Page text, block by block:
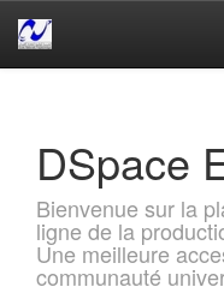
DSpace
Bienvenue sur la
ligne de la
Une meilleure
communauté